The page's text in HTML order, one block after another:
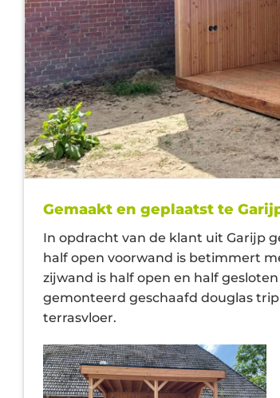
Gemaakt en geplaatst te
In opdracht van de klant uit Garijp
half open voorwand is betimmert
zijwand is half open en half
gemonteerd geschaafd douglas
terrasvloer.